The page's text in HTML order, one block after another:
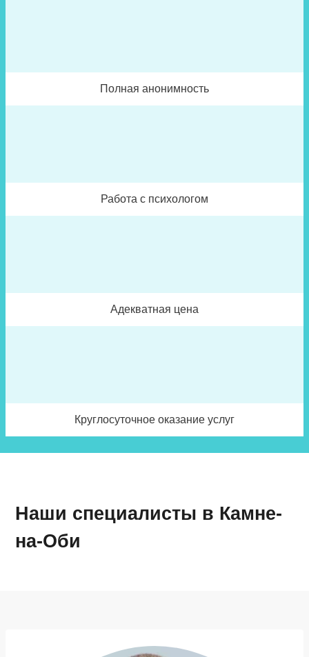
Полная анонимность
Работа с психологом
Адекватная цена
Круглосуточное оказание услуг
Наши специалисты в Камне-
на-Оби